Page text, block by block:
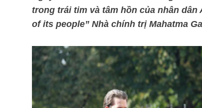
trong trái tim và tâm hồn của nhân
of its people” Nhà chính trị Mahatma